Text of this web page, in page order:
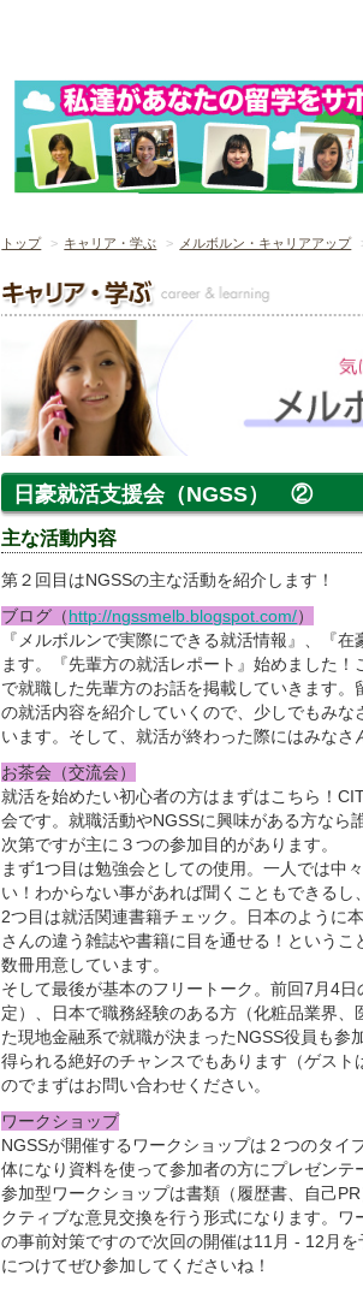
トップ キャリア・学ぶ メルボルン・キャリアアップ
日豪就活支援会（NGSS） ②
主な活動内容
第２回目はNGSSの主な活動を紹介します！
ブログ（http://ngssmelb.blogspot.com/）
『メルボルンで実際にできる就活情報』、『
ます。『先輩方の就活レポート』始めました
で就職した先輩方のお話を掲載していきます
の就活内容を紹介していくので、少しでもみ
います。そして、就活が終わった際にはみなさ
お茶会（交流会）
就活を始めたい初心者の方はまずはこちら！
会です。就職活動やNGSSに興味がある方なら
次第ですが主に３つの参加目的があります。
まず1つ目は勉強会としての使用。一人では中
い！わからない事があれば聞くこともできるし
2つ目は就活関連書籍チェック。日本のように
さんの違う雑誌や書籍に目を通せる！という
数冊用意しています。
そして最後が基本のフリートーク。前回7月4
定）、日本で職務経験のある方（化粧品業界
た現地金融系で就職が決まったNGSS役員も
得られる絶好のチャンスでもあります（ゲス
のでまずはお問い合わせください。
ワークショップ
NGSSが開催するワークショップは２つのタイ
体になり資料を使って参加者の方にプレゼンテ
参加型ワークショップは書類（履歴書、自己
クティブな意見交換を行う形式になります。
の事前対策ですので次回の開催は11月 - 12月
につけてぜひ参加してくださいね！